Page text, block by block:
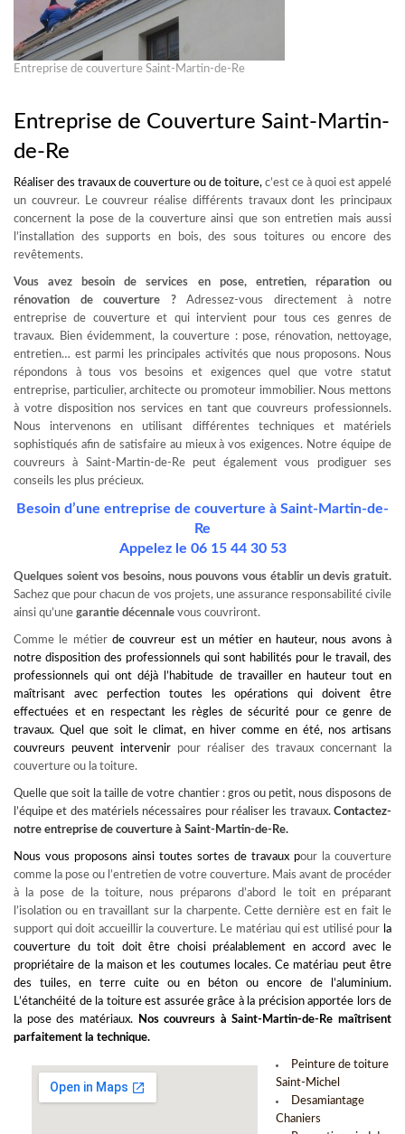
Entreprise de couverture Saint-Martin-de-Re
Entreprise de Couverture Saint-Martin-
de-Re
Réaliser des travaux de couverture ou de toiture, c’est ce à quoi est appelé
un couvreur. Le couvreur réalise différents travaux dont les principaux
concernent la pose de la couverture ainsi que son entretien mais aussi
l’installation des supports en bois, des sous toitures ou encore des
revêtements.
Vous avez besoin de services en pose, entretien, réparation ou
rénovation de couverture ?Adressez-vous directement à notre
entreprise de couverture et qui intervient pour tous ces genres de
travaux. Bien évidemment, la couverture : pose, rénovation, nettoyage,
entretien… est parmi les principales activités que nous proposons. Nous
répondons à tous vos besoins et exigences quel que votre statut
entreprise, particulier, architecte ou promoteur immobilier. Nous mettons
à votre disposition nos services en tant que couvreurs professionnels.
Nous intervenons en utilisant différentes techniques et matériels
sophistiqués afin de satisfaire au mieux à vos exigences. Notre équipe de
couvreurs à Saint-Martin-de-Re peut également vous prodiguer ses
conseils les plus précieux.
Besoin d’une entreprise de couverture à Saint-Martin-de-
Re
Appelez le 06 15 44 30 53
Quelques soient vos besoins, nous pouvons vous établir un devis gratuit.
Sachez que pour chacun de vos projets, une assurance responsabilité civile
ainsi qu’une garantie décennale vous couvriront.
Comme le métier de couvreur est un métier en hauteur, nous avons à
notre disposition des professionnels qui sont habilités pour le travail, des
professionnels qui ont déjà l’habitude de travailler en hauteur tout en
maîtrisant avec perfection toutes les opérations qui doivent être
effectuées et en respectant les règles de sécurité pour ce genre de
travaux. Quel que soit le climat, en hiver comme en été, nos artisans
couvreurs peuvent intervenir pour réaliser des travaux concernant la
couverture ou la toiture.
Quelle que soit la taille de votre chantier : gros ou petit, nous disposons de
l’équipe et des matériels nécessaires pour réaliser les travaux. Contactez-
notre entreprise de couverture à Saint-Martin-de-Re.
Nous vous proposons ainsi toutes sortes de travaux pour la couverture
comme la pose ou l’entretien de votre couverture. Mais avant de procéder
à la pose de la toiture, nous préparons d’abord le toit en préparant
l’isolation ou en travaillant sur la charpente. Cette dernière est en fait le
support qui doit accueillir la couverture. Le matériau qui est utilisé pour la
couverture du toit doit être choisi préalablement en accord avec le
propriétaire de la maison et les coutumes locales. Ce matériau peut être
des tuiles, en terre cuite ou en béton ou encore de l’aluminium.
L’étanchéité de la toiture est assurée grâce à la précision apportée lors de
la pose des matériaux.
Nos couvreurs à Saint-Martin-de-Re maîtrisent
parfaitement la technique.
Peinture de toiture
Saint-Michel
Desamiantage
Chaniers